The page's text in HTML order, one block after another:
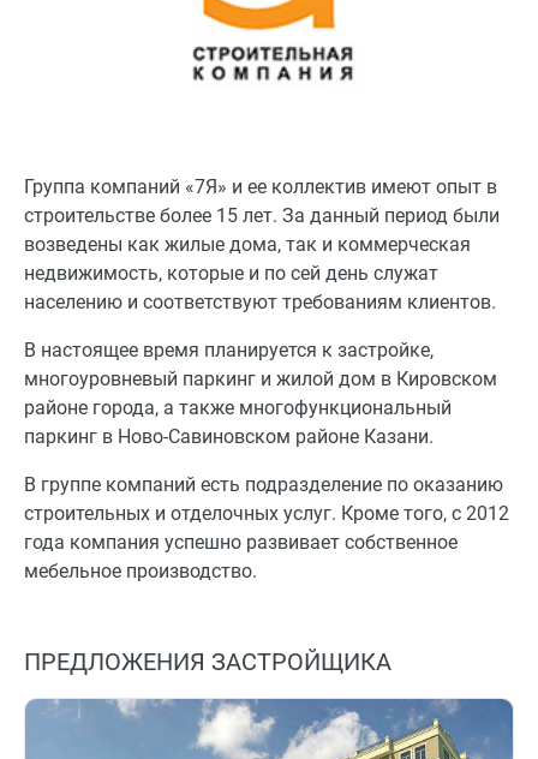
Группа компаний «7Я» и ее коллектив имеют опыт в
строительстве более 15 лет. За данный период были
возведены как жилые дома, так и коммерческая
недвижимость, которые и по сей день служат
населению и соответствуют требованиям клиентов.
В настоящее время планируется к застройке,
многоуровневый паркинг и жилой дом в Кировском
районе города, а также многофункциональный
паркинг в Ново-Савиновском районе Казани.
В группе компаний есть подразделение по оказанию
строительных и отделочных услуг. Кроме того, с 2012
года компания успешно развивает собственное
мебельное производство.
ПРЕДЛОЖЕНИЯ ЗАСТРОЙЩИКА